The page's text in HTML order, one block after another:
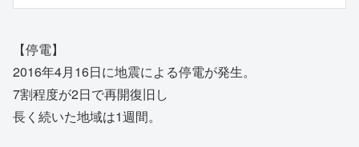
【停電】
2016年4月16日に地震による停電が発生。
7割程度が2日で再開復旧し
長く続いた地域は1週間。